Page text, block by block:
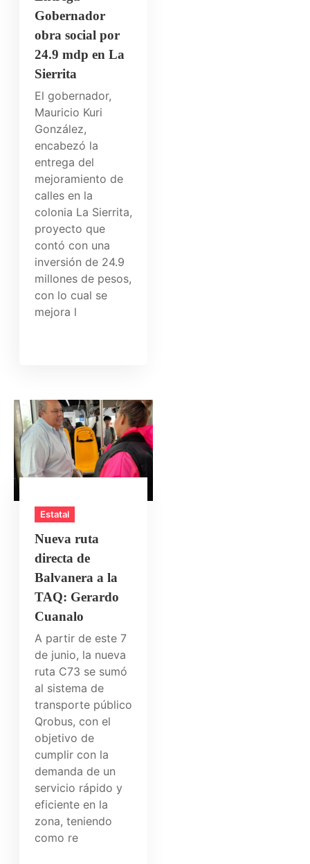
Gobernador
obra social por
24.9 mdp en La
Sierrita
El gobernador,
Mauricio Kuri
González,
encabezó la
entrega del
mejoramiento de
calles en la
colonia La Sierrita,
proyecto que
contó con una
inversión de 24.9
millones de pesos,
con lo cual se
mejora l
Estatal
Nueva ruta
directa de
Balvanera a la
TAQ: Gerardo
Cuanalo
A partir de este 7
de junio, la nueva
ruta C73 se sumó
al sistema de
transporte público
Qrobus, con el
objetivo de
cumplir con la
demanda de un
servicio rápido y
eficiente en la
zona, teniendo
como re